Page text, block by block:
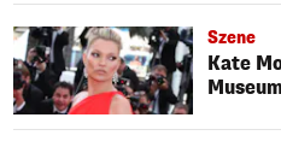
Szene
Kate